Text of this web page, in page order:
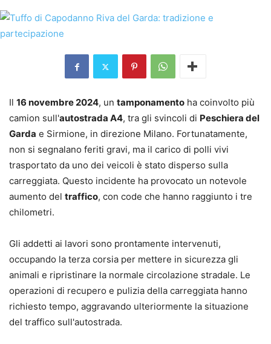
Il 16 novembre 2024, un tamponamento ha coinvolto più
camion sull'autostrada A4, tra gli svincoli di Peschiera del
Garda e Sirmione, in direzione Milano. Fortunatamente,
non si segnalano feriti gravi, ma il carico di polli vivi
trasportato da uno dei veicoli è stato disperso sulla
carreggiata. Questo incidente ha provocato un notevole
aumento del traffico, con code che hanno raggiunto i tre
chilometri.
Gli addetti ai lavori sono prontamente intervenuti,
occupando la terza corsia per mettere in sicurezza gli
animali e ripristinare la normale circolazione stradale. Le
operazioni di recupero e pulizia della carreggiata hanno
richiesto tempo, aggravando ulteriormente la situazione
del traffico sull'autostrada.